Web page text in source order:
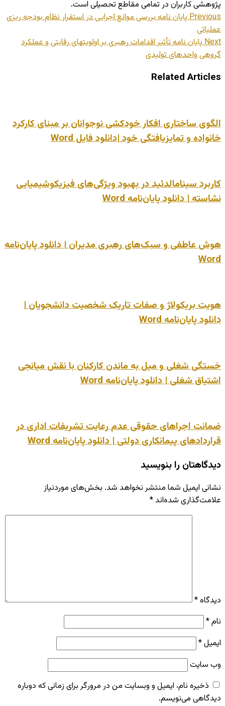
پژوهشی کاربران در تمامی مقاطع تحصیلی است.
Previousپایان نامه بررسی موانع اجرایی در استقرار نظام بودجه ریزی
عملیاتی
Nextپایان نامه تأثیر اقدامات رهبری بر اولویتهای رقابتی و عملکرد
گروهی واحدهای تولیدی
Related Articles
الگوی ساختاری افکار خودکشی نوجوانان بر مبنای کارکرد
خانواده و تمایزیافتگی خود |دانلود فایل Word
کاربرد سینامالدئید در بهبود ویژگی‌های فیزیکوشیمیایی
نشاسته | دانلود پایان‌نامه Word
هوش عاطفی و سبک‌های رهبری مدیران | دانلود پایان‌نامه
Word
هویت بریکولاژ و صفات تاریک شخصیت دانشجویان |
دانلود پایان‌نامه Word
خستگی شغلی و میل به ماندن کارکنان با نقش میانجی
اشتیاق شغلی | دانلود پایان‌نامه Word
ضمانت اجراهای حقوقی عدم رعایت تشریفات اداری در
قراردادهای پیمانکاری دولتی | دانلود پایان‌نامه Word
دیدگاهتان را بنویسید
نشانی ایمیل شما منتشر نخواهد شد. بخش‌های موردنیاز
علامت‌گذاری شده‌اند *
دیدگاه*
نام*
ایمیل*
وب‌ سایت
ذخیره نام، ایمیل و وبسایت من در مرورگر برای زمانی که دوباره
دیدگاهی می‌نویسم.